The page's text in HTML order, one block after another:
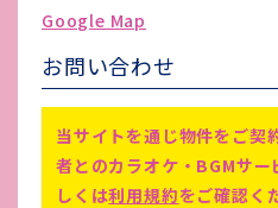
ゴミ処理費
害虫駆除費
備考
月
・間
況を優
Google Map
お問い合わせ
当サイトを通じ物件をご契
者とのカラオケ・BGMサ
しくは利用規約をご確認く